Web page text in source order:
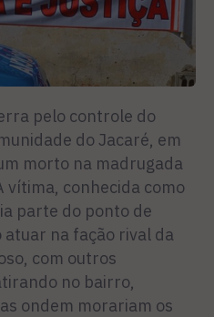
pelo controle do
do Jacaré, em
morto na madrugada
conhecida como
parte do ponto de
na fação rival da
com outros
no bairro,
ondem morariam os